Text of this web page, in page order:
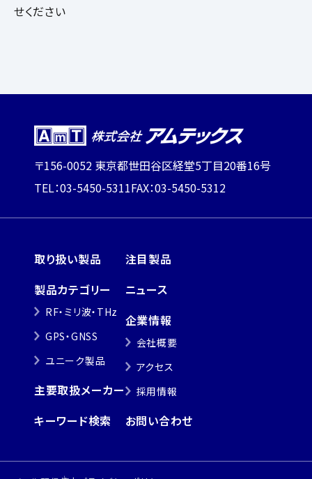
せください
〒156-0052 東京都世田谷区経堂5丁目20番16号
TEL：03-5450-5311FAX：03-5450-5312
取り扱い製品
製品カテゴリー
RF・ミリ波・THz
GPS・GNSS
ユニーク製品
主要取扱メーカー
キーワード検索
注目製品
ニュース
企業情報
会社概要
アクセス
採用情報
お問い合わせ